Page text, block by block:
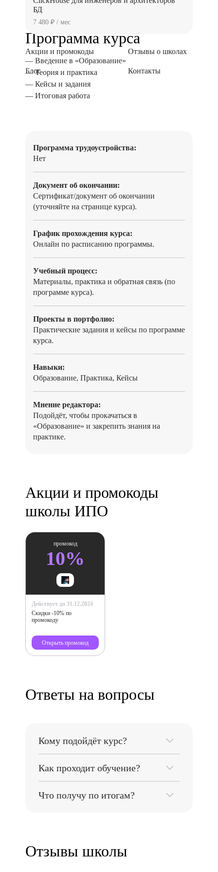
БД
7 480 ₽ / мес
Акции и промокоды Отзывы о школах
Блог Контакты
Программа курса
— Введение в «Образование»
— Теория и практика
— Кейсы и задания
— Итоговая работа
Программа трудоустройства:
Нет
Документ об окончании:
Сертификат/документ об окончании
(уточняйте на странице курса).
График прохождения курса:
Онлайн по расписанию программы.
Учебный процесс:
Материалы, практика и обратная связь (по
программе курса).
Проекты в портфолио:
Практические задания и кейсы по программе
курса.
Навыки:
Образование, Практика, Кейсы
Мнение редактора:
Подойдёт, чтобы прокачаться в
«Образование» и закрепить знания на
практике.
Акции и промокоды
школы ИПО
промокод
10%
Действует до 31.12.2024
Скидки -10% по
промокоду
Открыть промокод
Ответы на вопросы
Кому подойдёт курс?
получить практику.
Как проходит обучение?
программе курса.
Что получу по итогам?
Отзывы школы